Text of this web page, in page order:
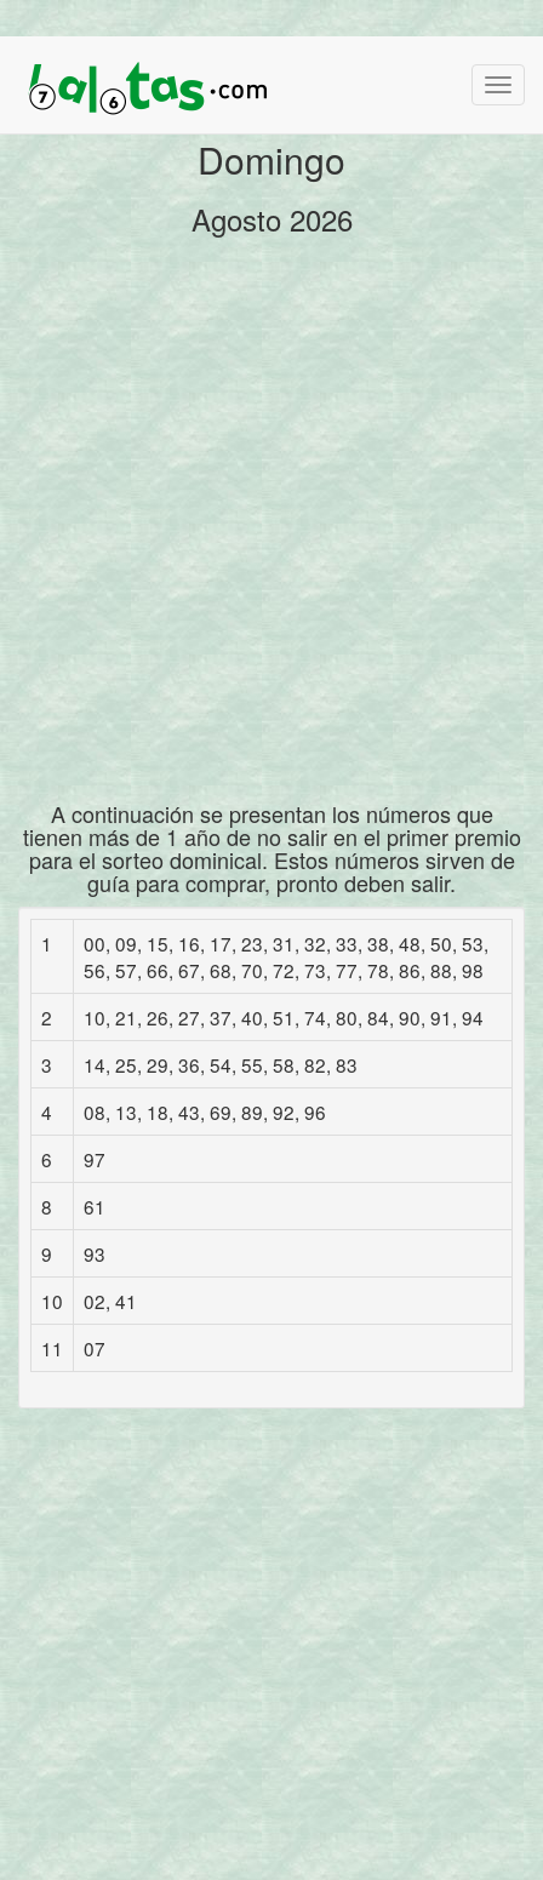
Domingo
Agosto 2026
A continuación se presentan los números que
tienen más de 1 año de no salir en el primer premio
para el sorteo dominical. Estos números sirven de
guía para comprar, pronto deben salir.
1
00, 09, 15, 16, 17, 23, 31, 32, 33, 38, 48, 50, 53,
56, 57, 66, 67, 68, 70, 72, 73, 77, 78, 86, 88, 98
2
10, 21, 26, 27, 37, 40, 51, 74, 80, 84, 90, 91, 94
3
14, 25, 29, 36, 54, 55, 58, 82, 83
4
08, 13, 18, 43, 69, 89, 92, 96
6
97
8
61
9
93
10
02, 41
11
07